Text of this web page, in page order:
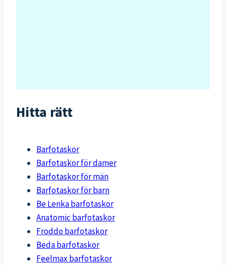
Hitta rätt
Barfotaskor
Barfotaskor för damer
Barfotaskor för män
Barfotaskor för barn
Be Lenka barfotaskor
Anatomic barfotaskor
Froddo barfotaskor
Beda barfotaskor
Feelmax barfotaskor